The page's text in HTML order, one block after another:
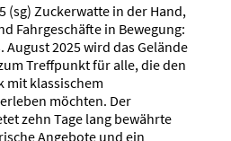
(sg) Zuckerwatte in der Hand,
Fahrgeschäfte in Bewegung:
August 2025 wird das Gelände
Treffpunkt für alle, die den
mit klassischem
möchten. Der
zehn Tage lang bewährte
Angebote und ein